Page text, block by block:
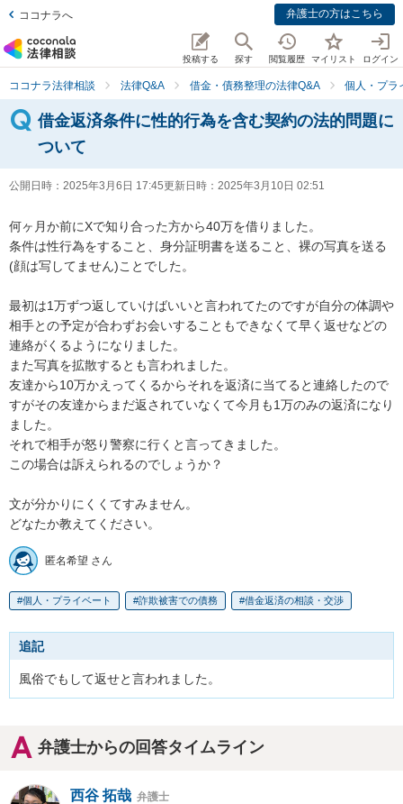
ココナラへ 弁護士の方はこちら
投稿する 探す 閲覧履歴 マイリスト ログイン
ココナラ法律相談 法律Q&A 借金・債務整理の法律Q&A 個人・プラ
借金返済条件に性的行為を含む契約の法的問題に
ついて
公開日時： 2025年3月6日 17:45更新日時： 2025年3月10日 02:51
何ヶ月か前にXで知り合った方から40万を借りました。
条件は性行為をすること、身分証明書を送ること、裸の写真を送る
(顔は写してません)ことでした。
最初は1万ずつ返していけばいいと言われてたのですが自分の体調や
相手との予定が合わずお会いすることもできなくて早く返せなどの
連絡がくるようになりました。
また写真を拡散するとも言われました。
友達から10万かえってくるからそれを返済に当てると連絡したので
すがその友達からまだ返されていなくて今月も1万のみの返済になり
ました。
それで相手が怒り警察に行くと言ってきました。
この場合は訴えられるのでしょうか？
文が分かりにくくてすみません。
どなたか教えてください。
匿名希望 さん
個人・プライベート 詐欺被害での債務 借金返済の相談・交渉
追記
風俗でもして返せと言われました。
弁護士からの回答タイムライン
西谷 拓哉 弁護士